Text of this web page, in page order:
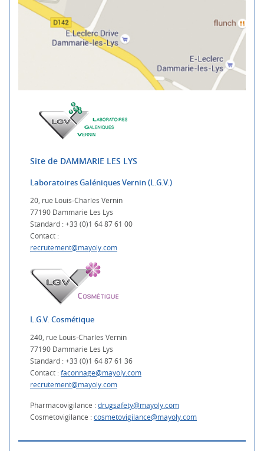
Site de DAMMARIE LES LYS
Laboratoires Galéniques Vernin (L.G.V.)
20, rue Louis-Charles Vernin
77190 Dammarie Les Lys
Standard : +33 (0)1 64 87 61 00
Contact :
recrutement@mayoly.com
L.G.V. Cosmétique
240, rue Louis-Charles Vernin
77190 Dammarie Les Lys
Standard : +33 (0)1 64 87 61 36
Contact :faconnage@mayoly.com
recrutement@mayoly.com
Pharmacovigilance :drugsafety@mayoly.com
Cosmetovigilance :cosmetovigilance@mayoly.com